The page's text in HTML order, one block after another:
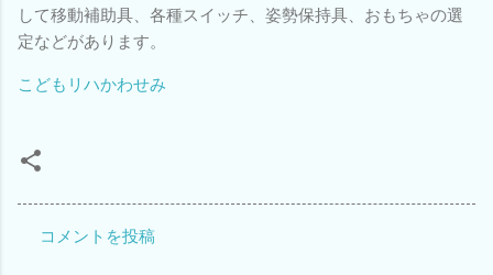
して移動補助具、各種スイッチ、姿勢保持具、おもちゃの選
定などがあります。
こどもリハかわせみ
コメントを投稿